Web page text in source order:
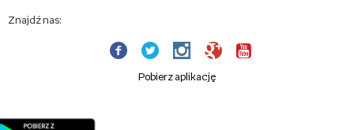
Znajdź nas:
Pobierz aplikację